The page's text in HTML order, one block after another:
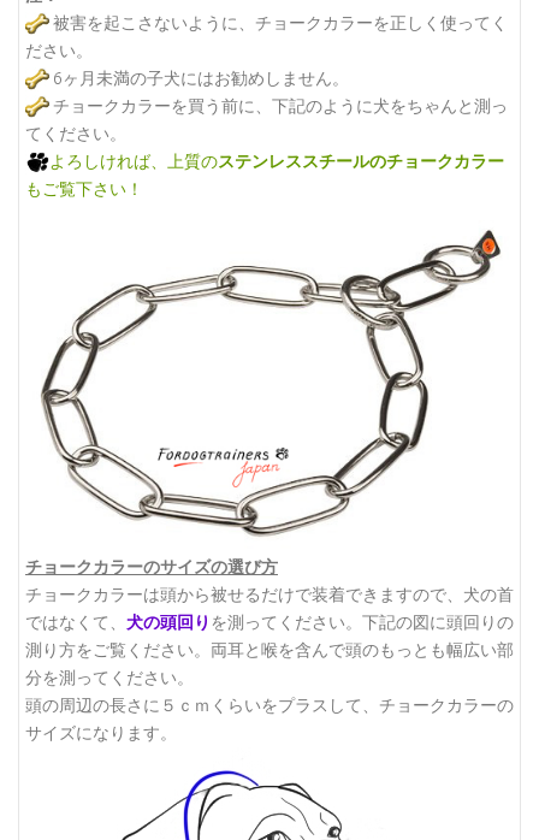
被害を起こさないように、チョークカラーを正しく使ってく
ださい。
6ヶ月未満の子犬にはお勧めしません。
チョークカラーを買う前に、下記のように犬をちゃんと測っ
てください。
よろしければ、上質のステンレススチールのチョークカラー
もご覧下さい！
チョークカラーのサイズの選び方
チョークカラーは頭から被せるだけで装着できますので、犬の首
ではなくて、 犬の頭回り を測ってください。下記の図に頭回りの
測り方をご覧ください。 両耳と喉を含んで頭のもっとも幅広い部
分を測ってください。
頭の周辺の長さに５ｃｍくらいをプラスして、チョークカラーの
サイズになります。